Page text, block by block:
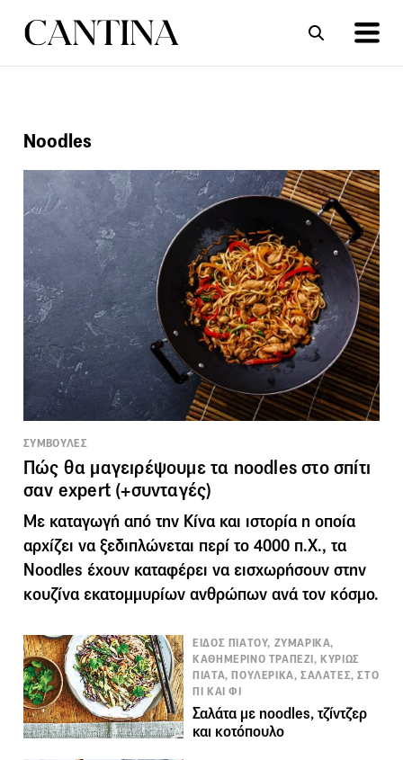
Noodles
ΣΥΜΒΟΥΛΕΣ
Πώς θα μαγειρέψουμε τα noodles στο σπίτι
σαν expert (+συνταγές)
Με καταγωγή από την Κίνα και ιστορία η οποία
αρχίζει να ξεδιπλώνεται περί το 4000 π.Χ., τα
Noodles έχουν καταφέρει να εισχωρήσουν στην
κουζίνα εκατομμυρίων ανθρώπων ανά τον κόσμο.
ΕΙΔΟΣ ΠΙΑΤΟΥ, ΖΥΜΑΡΙΚΑ,
ΚΑΘΗΜΕΡΙΝΟ ΤΡΑΠΕΖΙ, ΚΥΡΙΩΣ
ΠΙΑΤΑ, ΠΟΥΛΕΡΙΚΑ, ΣΑΛΑΤΕΣ, ΣΤΟ
ΠΙ ΚΑΙ ΦΙ
Σαλάτα με noodles, τζίντζερ
και κοτόπουλο